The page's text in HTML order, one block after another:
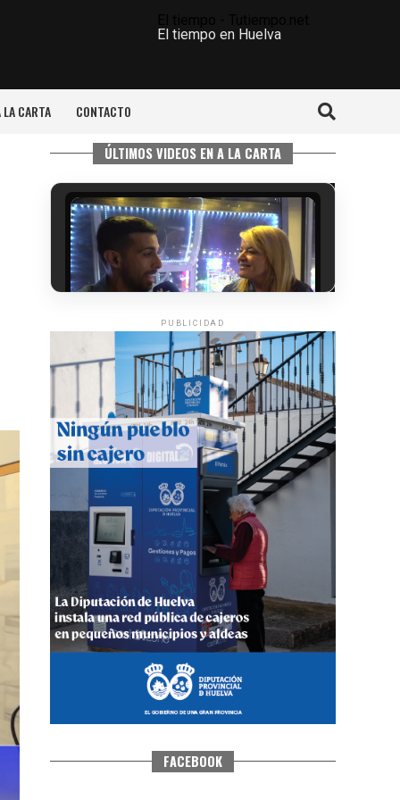
El tiempo en Huelva
LA CARTA CONTACTO
ÚLTIMOS VIDEOS EN A LA CARTA
5º DÍA DE LAS FIESTAS COLOMBINAS
2026
·Huelvatv
CUARTA CORRIDA DE LAS FIESTAS
COLOMBINAS 2026
hace 4 días· Huelvatv
PUBLICIDAD
FACEBOOK